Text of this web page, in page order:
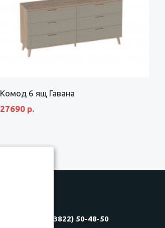
Комод 6 ящ Гавана
27690 р.
8 (3822) 50-48-50